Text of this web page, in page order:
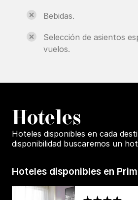
Bebidas.
Selección de asientos
vuelos.
Hoteles
Hoteles disponibles en cada
disponibilidad buscaremos un
Hoteles disponibles en